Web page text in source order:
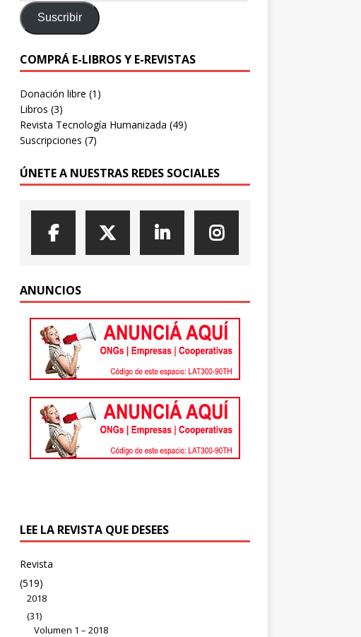
Suscribir
COMPRÁ E-LIBROS Y E-REVISTAS
Donación libre (1)
Libros (3)
Revista Tecnología Humanizada (49)
Suscripciones (7)
ÚNETE A NUESTRAS REDES SOCIALES
ANUNCIOS
LEE LA REVISTA QUE DESEES
Revista
(519)
2018
(31)
Volumen 1 – 2018